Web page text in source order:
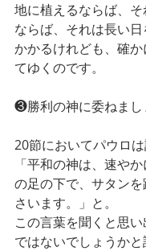
地に植えるならば、
ならば、それは長い
かかるけれども、確
てゆくのです。
❸勝利の神に委ねまし
20節においてパウロは
「平和の神は、速や
の足の下で、サタン
さいます。」と。
この言葉を聞くと思
ではないでしょうかと